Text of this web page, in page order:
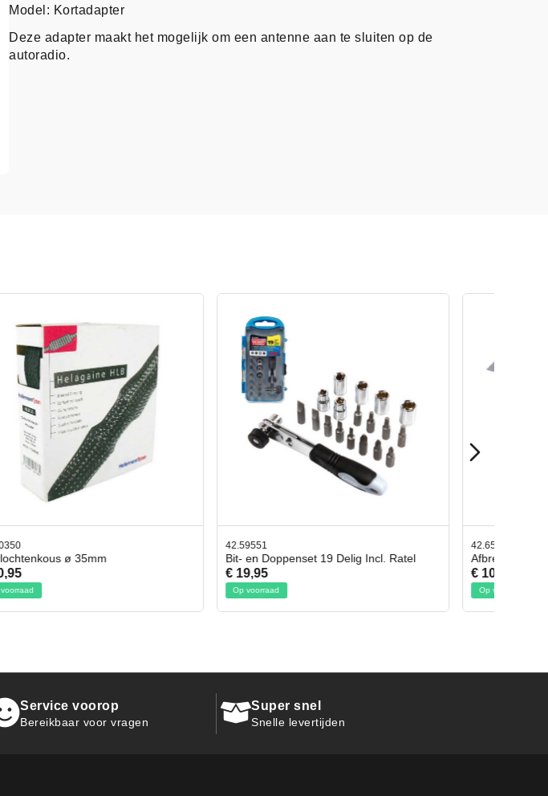
Model: Kortadapter
Deze adapter maakt het mogelijk om een antenne aan te sluiten op de
autoradio.
Bit- en Doppenset 19 Delig Incl. Ratel Afbreekmes 2 stuks
Service voorop
Bereikbaar voor vragen
Super snel
Snelle levertijden